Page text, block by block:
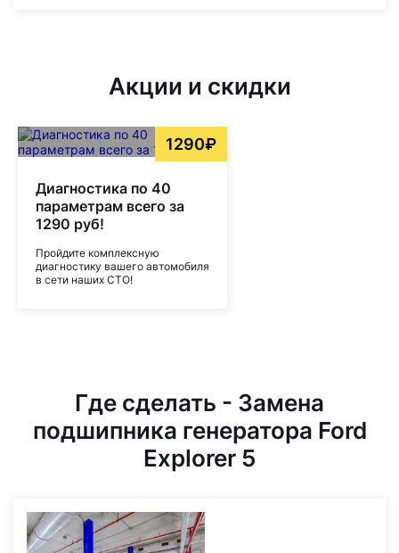
Акции и скидки
1290₽
Диагностика по 40
параметрам всего за
1290 руб!
Пройдите комплексную
диагностику вашего автомобиля
в сети наших СТО!
Где сделать - Замена
подшипника генератора Ford
Explorer 5